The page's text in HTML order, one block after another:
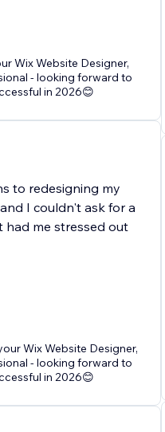
Wix Website Designer,
- looking forward to
in 2026😊
to redesigning my
I couldn't ask for a
me stressed out
Wix Website Designer,
- looking forward to
in 2026😊